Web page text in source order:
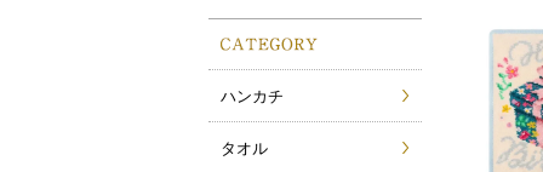
ハンカチ
タオル